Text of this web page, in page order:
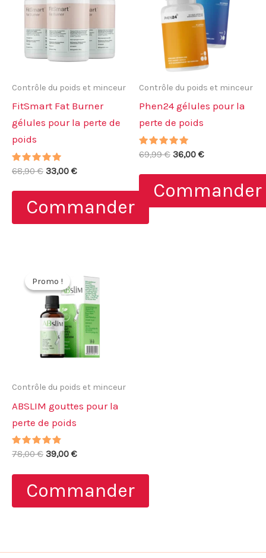
Contrôle du poids et minceur
FitSmart Fat Burner
gélules pour la perte de
poids
Note
4.80
68,90€ Le
initial
était :
68,90 €.
33,00 €Le
actuel
est :
33,00 €.
Commander
Contrôle du poids et minceur
Phen24 gélules pour la
perte de poids
Note
4.80
69,99€ Le
initial
était :
69,99 €.
36,00 €Le
actuel
est :
36,00 €.
Commander
Promo !
Promo !
Contrôle du poids et minceur
ABSLIM gouttes pour la
perte de poids
Note
78,00€ Le
initial
était :
78,00 €.
39,00 €Le
actuel
est :
39,00 €.
Commander